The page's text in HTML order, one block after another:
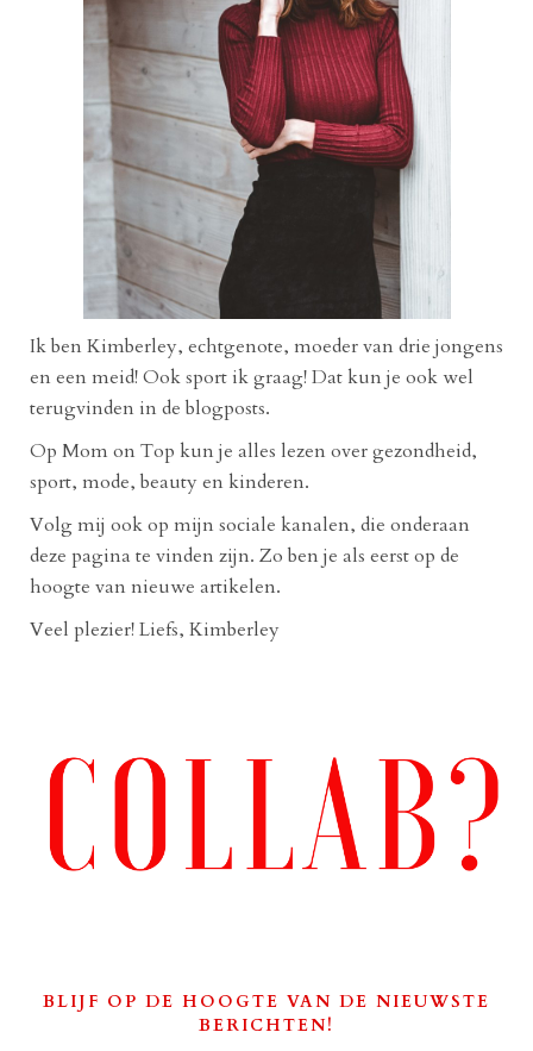
Ik ben Kimberley, echtgenote, moeder van drie jongens
en een meid! Ook sport ik graag! Dat kun je ook wel
terugvinden in de blogposts.
Op Mom on Top kun je alles lezen over gezondheid,
sport, mode, beauty en kinderen.
Volg mij ook op mijn sociale kanalen, die onderaan
deze pagina te vinden zijn. Zo ben je als eerst op de
hoogte van nieuwe artikelen.
Veel plezier! Liefs, Kimberley
BLIJF OP DE HOOGTE VAN DE NIEUWSTE
BERICHTEN!